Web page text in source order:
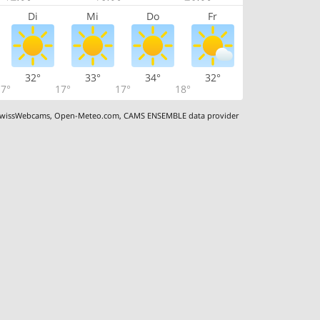
Di Mi Do Fr
32°
17°
33°
17°
34°
18°
32°
,Open-Meteo.com,CAMS ENSEMBLE data provider